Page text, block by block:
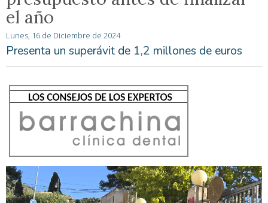
el año
Lunes, 16 de Diciembre de 2024
Presenta un superávit de 1,2 millones de euros